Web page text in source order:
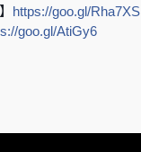
https://goo.gl/Rha7XS
goo.gl/AtiGy6